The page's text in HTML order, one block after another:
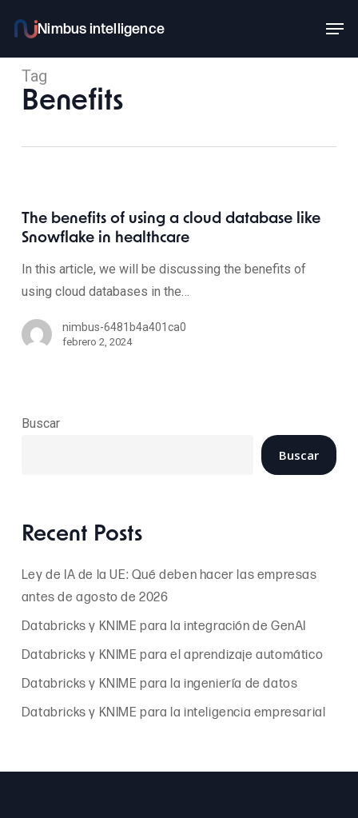
main
content
Tag
Benefits
The benefits of using a cloud database like
Snowflake in healthcare
In this article, we will be discussing the benefits of
using cloud databases in the…
nimbus-6481b4a401ca0
febrero 2, 2024
Buscar
Buscar
Recent Posts
Ley de IA de la UE: Qué deben hacer las empresas
antes de agosto de 2026
Databricks y KNIME para la integración de GenAI
Databricks y KNIME para el aprendizaje automático
Databricks y KNIME para la ingeniería de datos
Databricks y KNIME para la inteligencia empresarial